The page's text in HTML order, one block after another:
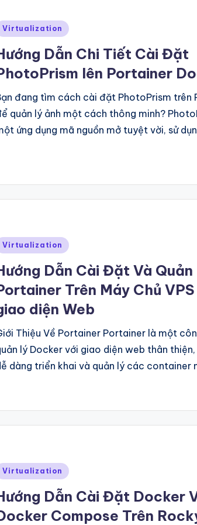
Virtualization
Dẫn Chi Tiết Cài Đặt
lên Portainer
đang tìm cách cài đặt PhotoPrism trên
quản lý ảnh một cách thông minh?
ứng dụng mã nguồn mở tuyệt vời, sử
Virtualization
Dẫn Cài Đặt Và Quản
Trên Máy Chủ
diện Web
Thiệu Về Portainer Portainer là một
lý Docker với giao diện web thân thiện,
dàng triển khai và quản lý các container
Virtualization
Dẫn Cài Đặt Docker
Compose Trên